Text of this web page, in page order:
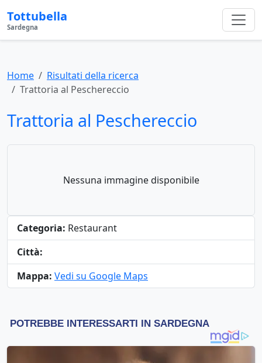
Tottubella
Sardegna
Home
Risultati della ricerca
Trattoria al Peschereccio
Trattoria al Peschereccio
Nessuna immagine disponibile
Categoria: Restaurant
Città:
Mappa: Vedi su Google Maps